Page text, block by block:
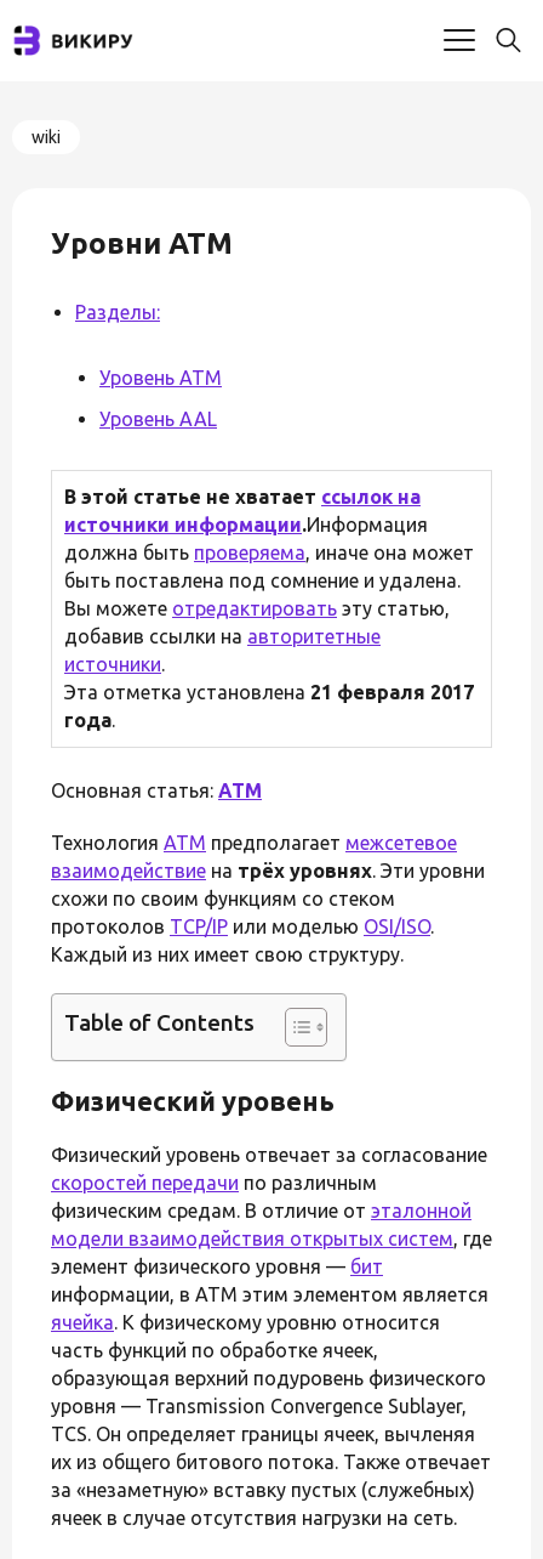
wiki
Уровни ATM
Разделы:
Уровень ATM
Уровень AAL
В этой статье не хватает ссылок на
источники информации.Информация
должна быть проверяема, иначе она может
быть поставлена под сомнение и удалена.
Вы можете отредактировать эту статью,
добавив ссылки на авторитетные
источники.
Эта отметка установлена 21 февраля 2017
года.
Основная статья: ATM
Технология ATM предполагает межсетевое
взаимодействие на трёх уровнях. Эти уровни
схожи по своим функциям со стеком
протоколов TCP/IP или моделью OSI/ISO.
Каждый из них имеет свою структуру.
Table of Contents
Физический уровень
Физический уровень отвечает за согласование
скоростей передачи по различным
физическим средам. В отличие от эталонной
модели взаимодействия открытых систем, где
элемент физического уровня — бит
информации, в ATM этим элементом является
ячейка. К физическому уровню относится
часть функций по обработке ячеек,
образующая верхний подуровень физического
уровня — Transmission Convergence Sublayer,
TCS. Он определяет границы ячеек, вычленяя
их из общего битового потока. Также отвечает
за «незаметную» вставку пустых (служебных)
ячеек в случае отсутствия нагрузки на сеть.